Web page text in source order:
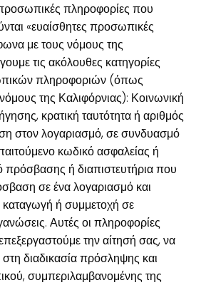
πληροφορίες που
«ευαίσθητες προσωπικές
με τους νόμους της
τις ακόλουθες κατηγορίες
πληροφοριών (όπως
της Καλιφόρνιας): Κοινωνική
κρατική ταυτότητα ή αριθμός
στον λογαριασμό, σε συνδυασμό
κωδικό ασφαλείας ή
ή διαπιστευτήρια που
σε ένα λογαριασμό και
καταγωγή ή συμμετοχή σε
Αυτές οι πληροφορίες
την αίτησή σας, να
διαδικασία πρόσληψης και
συμπεριλαμβανομένης της